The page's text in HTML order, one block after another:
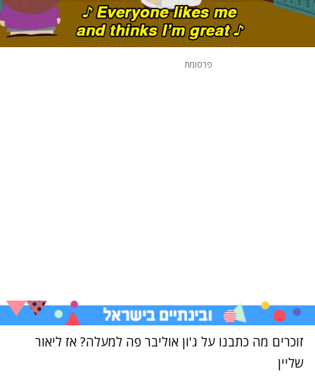
פרסומת
זוכרים מה כתבנו על ג'ון אוליבר פה למעלה? אז ליאור
שליין